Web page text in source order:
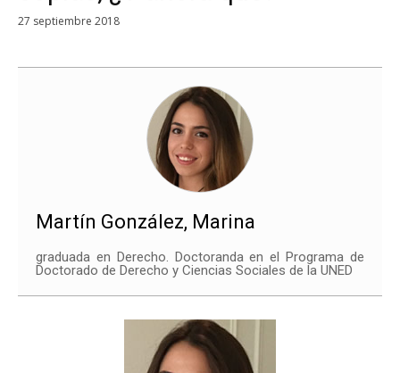
27 septiembre 2018
Martín González, Marina
graduada en Derecho. Doctoranda en el Programa de
Doctorado de Derecho y Ciencias Sociales de la UNED